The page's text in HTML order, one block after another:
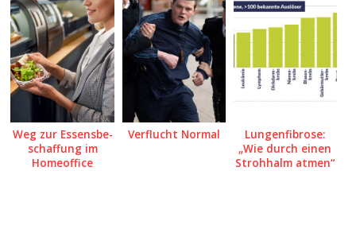
Weg zur Essens­be­
schaffung im
Homeoffice
Verflucht Normal
Lungenfibrose:
„Wie durch einen
Strohhalm atmen“